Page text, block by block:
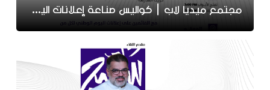
مجتمع ميديا لاب | كواليس صناعة إعلانات اليوم الوطني